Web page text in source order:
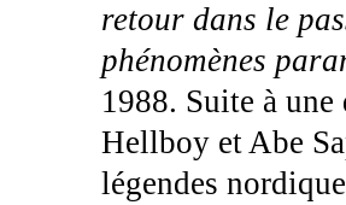
retour dans le
phénomènes
1988. Suite à une
Hellboy et Abe
légendes